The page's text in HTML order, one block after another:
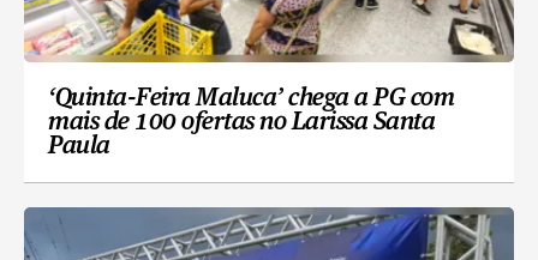
‘Quinta-Feira Maluca’ chega a PG com
mais de 100 ofertas no Larissa Santa
Paula